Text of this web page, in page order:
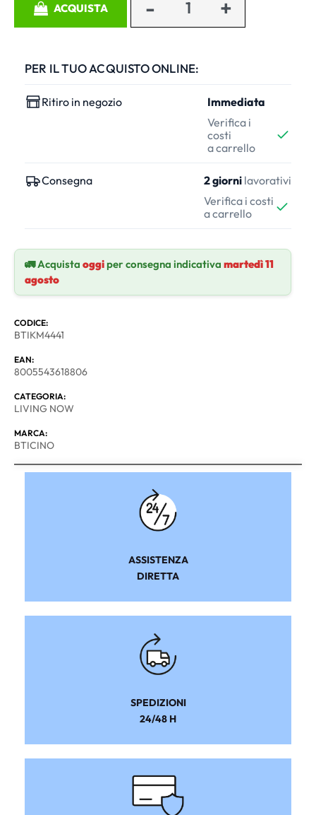
ACQUISTA
PER IL TUO ACQUISTO ONLINE:
Ritiro in negozio
Immediata
Verifica i
costi
a carrello
Consegna 2 giorni lavorativi
Verifica i costi
a carrello
🚛 Acquista oggiper consegna indicativa martedì 11
agosto
CODICE:
BTIKM4441
EAN:
8005543618806
CATEGORIA:
LIVING NOW
MARCA:
BTICINO
ASSISTENZA
DIRETTA
SPEDIZIONI
24/48 H